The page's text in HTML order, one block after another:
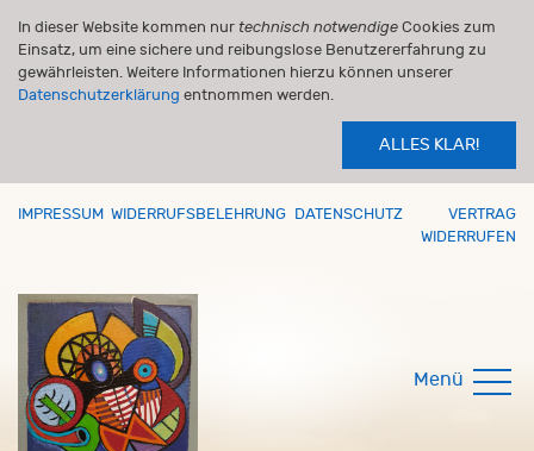
In dieser Website kommen nur technisch notwendige Cookies zum
Einsatz, um eine sichere und reibungslose Benutzererfahrung zu
gewährleisten. Weitere Informationen hierzu können unserer
Datenschutzerklärung entnommen werden.
ALLES KLAR!
IMPRESSUM WIDERRUFSBELEHRUNG DATENSCHUTZ
VERTRAG
WIDERRUFEN
Menü